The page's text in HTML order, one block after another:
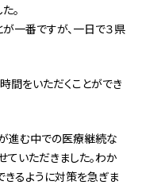
。
一番ですが、一日で３県
間をいただくことができ
進む中での医療継続な
ていただきました。わか
るように対策を急ぎま